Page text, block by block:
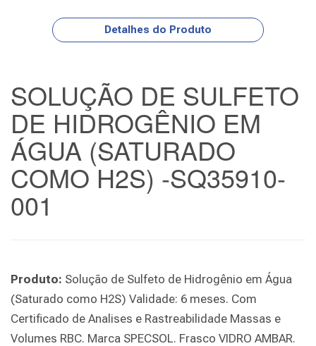
Detalhes do Produto
SOLUÇÃO DE SULFETO
DE HIDROGÊNIO EM
ÁGUA (SATURADO
COMO H2S) -SQ35910-
001
Produto: Solução de Sulfeto de Hidrogênio em Água
(Saturado como H2S) Validade: 6 meses. Com
Certificado de Analises e Rastreabilidade Massas e
Volumes RBC. Marca SPECSOL. Frasco VIDRO AMBAR.